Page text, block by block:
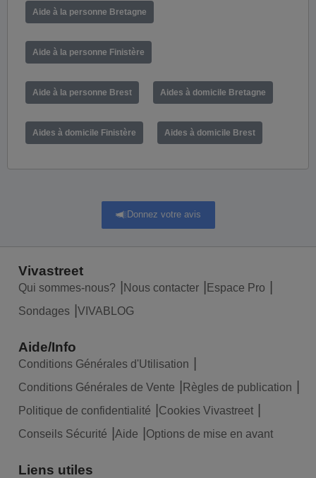
Aide à la personne Bretagne
Aide à la personne Finistère
Aide à la personne Brest Aides à domicile Bretagne
Aides à domicile Finistère Aides à domicile Brest
Donnez votre avis
Vivastreet
Qui sommes-nous? Nous contacter
Espace Pro
Sondages
VIVABLOG
Aide/Info
Conditions Générales d'Utilisation
Conditions Générales de Vente
Règles de publication
Politique de confidentialité
Cookies Vivastreet
Conseils Sécurité
Aide Options de mise en avant
Liens utiles